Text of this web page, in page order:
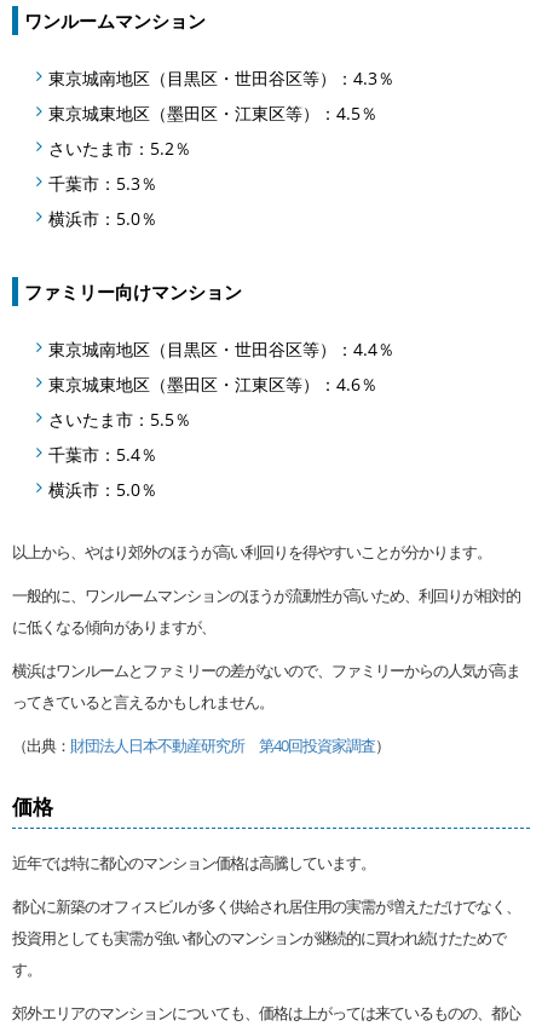
ワンルームマンション
東京城南地区（目黒区・世田谷区等）：4.3％
東京城東地区（墨田区・江東区等）：4.5％
さいたま市：5.2％
千葉市：5.3％
横浜市：5.0％
ファミリー向けマンション
東京城南地区（目黒区・世田谷区等）：4.4％
東京城東地区（墨田区・江東区等）：4.6％
さいたま市：5.5％
千葉市：5.4％
横浜市：5.0％
以上から、やはり郊外のほうが高い利回りを得やすいことが分かります。
一般的に、ワンルームマンションのほうが流動性が高いため、利回りが相対的
に低くなる傾向がありますが、
横浜はワンルームとファミリーの差がないので、ファミリーからの人気が高ま
ってきていると言えるかもしれません。
（出典： 財団法人日本不動産研究所 第40回投資家調査）
価格
近年では特に都心のマンション価格は高騰しています。
都心に新築のオフィスビルが多く供給され居住用の実需が増えただけでなく、
投資用としても実需が強い都心のマンションが継続的に買われ続けたためで
す。
郊外エリアのマンションについても、価格は上がっては来ているものの、都心